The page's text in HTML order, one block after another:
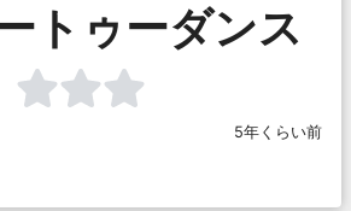
トゥーダンス
5年くらい前